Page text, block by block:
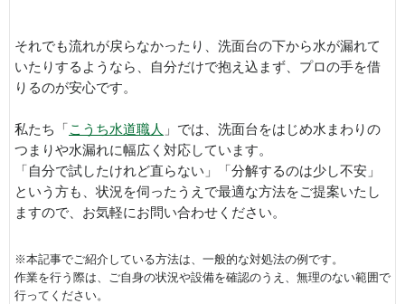
それでも流れが戻らなかったり、洗面台の下から水が漏れて
いたりするようなら、自分だけで抱え込まず、プロの手を借
りるのが安心です。
私たち「 こうち水道職人 」では、洗面台をはじめ水まわりの
つまりや水漏れに幅広く対応しています。
「自分で試したけれど直らない」「分解するのは少し不安」
という方も、状況を伺ったうえで最適な方法をご提案いたし
ますので、お気軽にお問い合わせください。
※本記事でご紹介している方法は、一般的な対処法の例です。
作業を行う際は、ご自身の状況や設備を確認のうえ、無理のない範囲で
行ってください。